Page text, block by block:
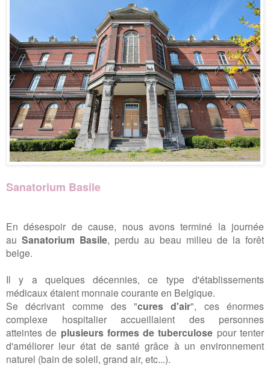
Sanatorium Basile
En désespoir de cause, nous avons terminé la journée
au Sanatorium Basile, perdu au beau milieu de la forêt
belge.
Il y a quelques décennies, ce type d'établissements
médicaux étaient monnaie courante en Belgique.
Se décrivant comme des "cures d'air", ces énormes
complexe hospitalier accueillaient des personnes
atteintes de plusieurs formes de tuberculose pour tenter
d'améliorer leur état de santé grâce à un environnement
naturel (bain de soleil, grand air, etc...).